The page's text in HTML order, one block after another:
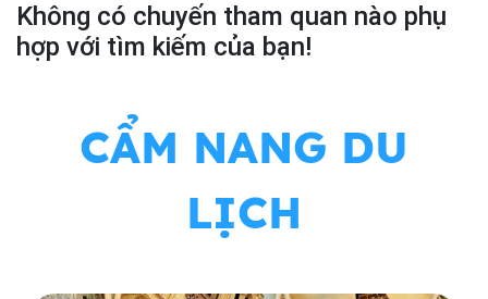
Không có chuyến tham quan nào phụ
hợp với tìm kiếm của bạn!
CẨM NANG DU
LỊCH